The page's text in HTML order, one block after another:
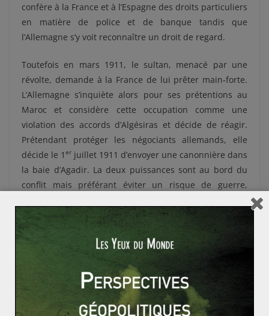
confère à la France et à l’Espagne des droits particuliers
en matière de police et de banque tandis que
l’Allemagne s’y voit reconnaître un droit de regard.
Toutefois en mars 1911, le sultan, menacé par une
révolte, demande à la France de lui prêter main-forte.
L’Allemagne s’inquiète alors pour ses prétentions au
Maroc et considère cette occupation comme une
violation des accords d’Algésiras et décide de réagir.
Prétendant protéger les négociants allemands, elle
décide le 1 er juillet 1911 d’envoyer une canonnière dans
la baie d’Agadir. La deux puissances sont au bord du
conflit mais préférant éviter un risque de guerre,
II consent à renoncer au Maroc et la France cède des
territoires d’Afrique Équatoriale. En mars 1912 est
établi à Fès entre le Sultan et le Président de la
République française un protectorat, régime où le
souverain est dans une situation de dépendance. Si le
territoire est conquis, la pacification est inachevée et il
convient donc d’intensifier les opérations de maintien